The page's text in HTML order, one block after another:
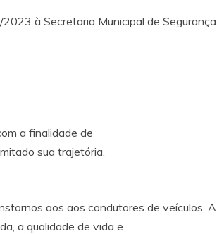
à Secretaria Municipal de Segurança
a finalidade de
sua trajetória.
aos aos condutores de veículos. A
a qualidade de vida e